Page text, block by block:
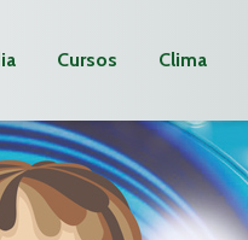
Cursos Clima